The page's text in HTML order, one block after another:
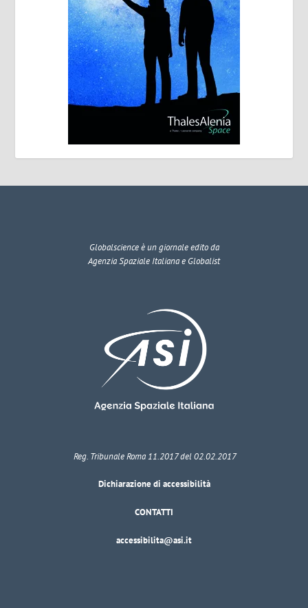
Globalscienceè un giornale edito da
Agenzia Spaziale Italiana e Globalist
Reg. Tribunale Roma 11.2017 del 02.02.2017
Dichiarazione di accessibilità
CONTATTI
accessibilita@asi.it